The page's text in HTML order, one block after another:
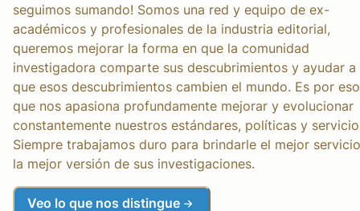
seguimos sumando! Somos una red y equipo de ex-
académicos y profesionales de la industria editorial,
queremos mejorar la forma en que la comunidad
investigadora comparte sus descubrimientos y ayudar a
que esos descubrimientos cambien el mundo. Es por eso
que nos apasiona profundamente mejorar y evolucionar
constantemente nuestros estándares, políticas y
Siempre trabajamos duro para brindarle el mejor
la mejor versión de sus investigaciones.
Veo lo que nos distingue